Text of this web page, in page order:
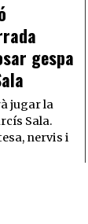
gespa
jugar la
Sala.
nervis i